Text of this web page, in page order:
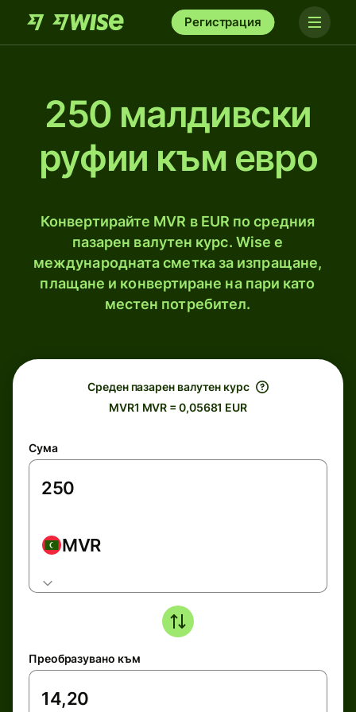
Регистрация
250 малдивски
руфии към евро
Конвертирайте MVR в EUR по средния
пазарен валутен курс. Wise е
международната сметка за изпращане,
плащане и конвертиране на пари като
местен потребител.
Среден пазарен валутен курс
MVR1 MVR = 0,05681 EUR
Сума
MVR
Преобразувано към